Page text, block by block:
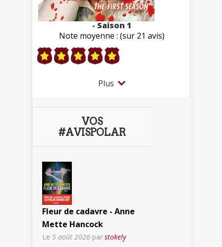
- Saison 1
Note moyenne : (sur 21 avis)
Plus
VOS
#AVISPOLAR
Fleur de cadavre - Anne
Mette Hancock
Le 5 août 2026 par stokely